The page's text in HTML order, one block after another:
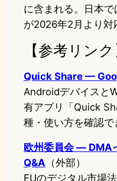
に含まれる。日本で
が2026年2月より対
【参考リンク
Quick Share —
Androidデバイスと
有アプリ「Quick
種・使い方を確認で
欧州委員会 — DMA
Q&A （外部）
EUのデジタル市場